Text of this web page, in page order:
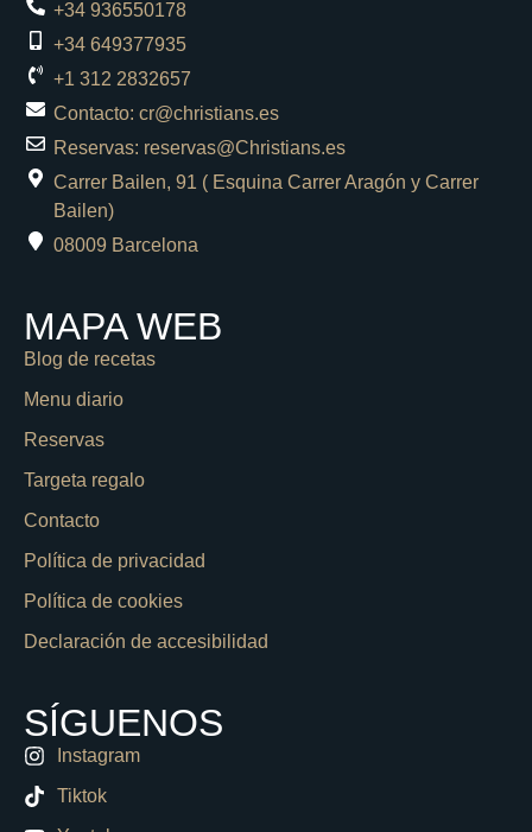
+34 936550178
+34 649377935
+1 312 2832657
Contacto: cr@christians.es
Reservas: reservas@Christians.es
Carrer Bailen, 91 ( Esquina Carrer Aragón y Carrer
Bailen)
08009 Barcelona
SÍGUENOS
Instagram
Tiktok
MAPA WEB
Blog de recetas
Menu diario
Reservas
Targeta regalo
Contacto
Política de privacidad
Política de cookies
Declaración de accesibilidad